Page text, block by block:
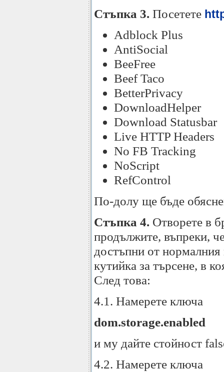
Стъпка 3. Посетете
Adblock Plus
AntiSocial
BeeFree
Beef Taco
BetterPrivacy
DownloadHelper
Download Statusbar
Live HTTP Headers
No FB Tracking
NoScript
RefControl
По-долу ще бъде
Стъпка 4. Отворете в
продължите, въпреки,
достъпни от нормалния
кутийка за търсене, в
След това:
4.1. Намерете ключа
dom.storage.enabled
и му дайте стойност
4.2. Намерете ключа